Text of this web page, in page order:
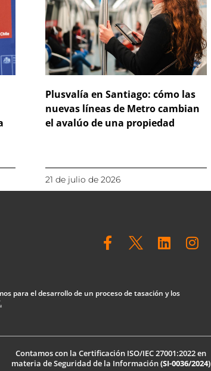
Plusvalía en Santiago: cómo las
nuevas líneas de Metro cambian
el avalúo de una propiedad
21 de julio de 2026
F
a
b
k
-
f
L
i
e
n
I
n
a
m
para el desarrollo de un proceso de tasación y los
Contamos con la Certificación ISO/IEC 27001:2022 en
materia de Seguridad de la Información(SI-0036/2024)